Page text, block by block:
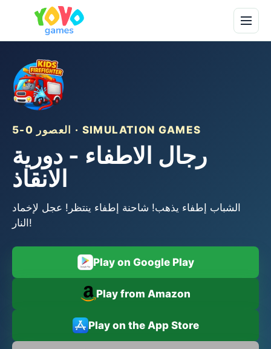
العصور 0-5 · SIMULATION GAMES
رجال الاطفاء - دورية
الانقاذ
الشباب إطفاء يذهب! شاحنة إطفاء ينتظر! عجل لإخماد
النار!
Play on Google Play
Play from Amazon
Play on the App Store